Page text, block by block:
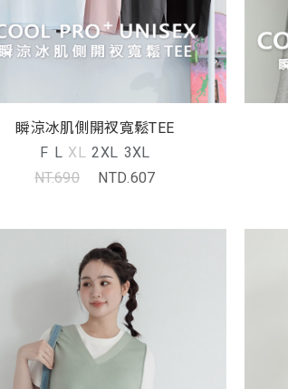
瞬涼冰肌側開衩寬鬆TEE
F L XL 2XL 3XL
NT.690
NTD.607